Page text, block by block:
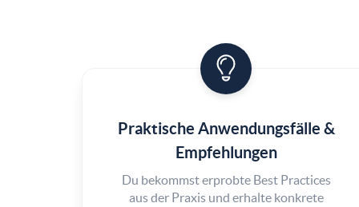
Praktische Anwendungsfälle &
Empfehlungen
Du bekommst erprobte Best Practices
aus der Praxis und erhalte konkrete